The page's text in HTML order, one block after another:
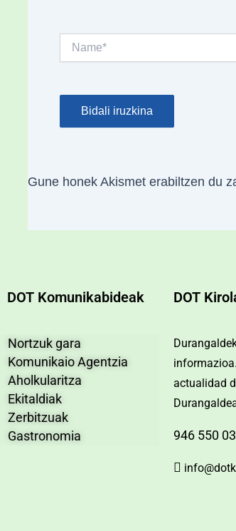
Gune honek Akismet erabiltzen du
DOT Komunikabideak
Nortzuk gara
Komunikaio Agentzia
Aholkularitza
Ekitaldiak
Zerbitzuak
Gastronomia
DOT
actualidad
946 550